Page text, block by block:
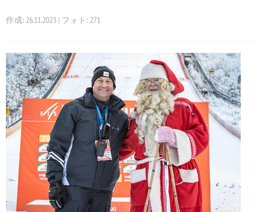
作成: 26.11.2023 | フォト: 271